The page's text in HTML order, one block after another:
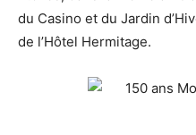
du Casino et du Jardin
de l’Hôtel Hermitage.